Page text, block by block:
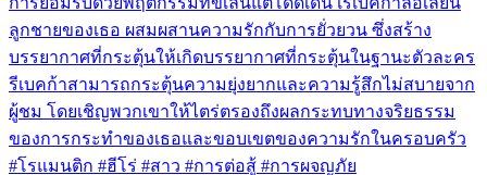
ลูกชายของเธอ ผสมผสานความรักกับการยั่วยวน ซึ่งสร้าง
บรรยากาศที่กระตุ้นให้เกิดบรรยากาศที่กระตุ้นในฐานะตัวละคร
รีเบคก้าสามารถกระตุ้นความยุ่งยากและความรู้สึกไม่สบายจาก
ผู้ชม โดยเชิญพวกเขาให้ไตร่ตรองถึงผลกระทบทางจริยธรรม
ของการกระทำของเธอและขอบเขตของความรักในครอบครัว
#โรแมนติก #ฮีโร่ #สาว #การต่อสู้ #การผจญภัย